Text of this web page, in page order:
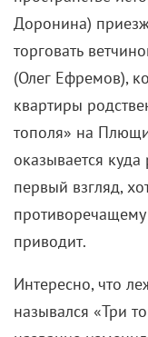
Доронина)
торговать
(Олег Ефремов),
квартиры
тополя» на
оказывается
первый взгляд,
приводит.
Интересно, что
назывался «Три